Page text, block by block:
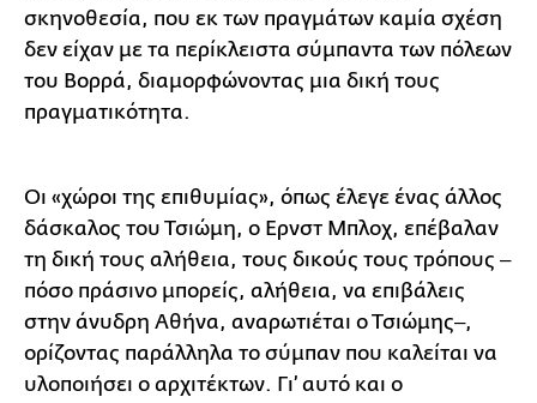
σκηνοθεσία, που εκ των πραγμάτων καμία σχέση
δεν είχαν με τα περίκλειστα σύμπαντα των πόλεων
του Βορρά, διαμορφώνοντας μια δική τους
πραγματικότητα.
Οι «χώροι της επιθυμίας», όπως έλεγε ένας άλλος
δάσκαλος του Τσιώμη, ο Ερνστ Μπλοχ, επέβαλαν
τη δική τους αλήθεια, τους δικούς τους τρόπους ‒
πόσο πράσινο μπορείς, αλήθεια, να επιβάλεις
στην άνυδρη Αθήνα, αναρωτιέται ο Τσιώμης‒,
ορίζοντας παράλληλα το σύμπαν που καλείται να
υλοποιήσει ο αρχιτέκτων. Γι’ αυτό και ο